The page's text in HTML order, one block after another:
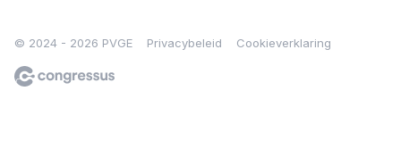
© 2024 - 2026 PVGE Privacybeleid Cookieverklaring